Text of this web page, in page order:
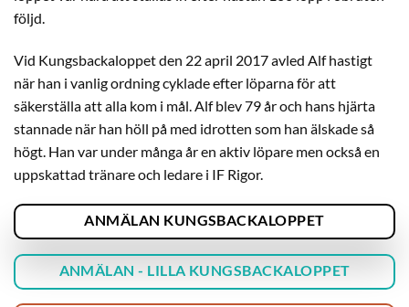
följd.
Vid Kungsbackaloppet den 22 april 2017 avled Alf hastigt
när han i vanlig ordning cyklade efter löparna för att
säkerställa att alla kom i mål. Alf blev 79 år och hans hjärta
stannade när han höll på med idrotten som han älskade så
högt. Han var under många år en aktiv löpare men också en
uppskattad tränare och ledare i IF Rigor.
ANMÄLAN KUNGSBACKALOPPET
ANMÄLAN - LILLA KUNGSBACKALOPPET